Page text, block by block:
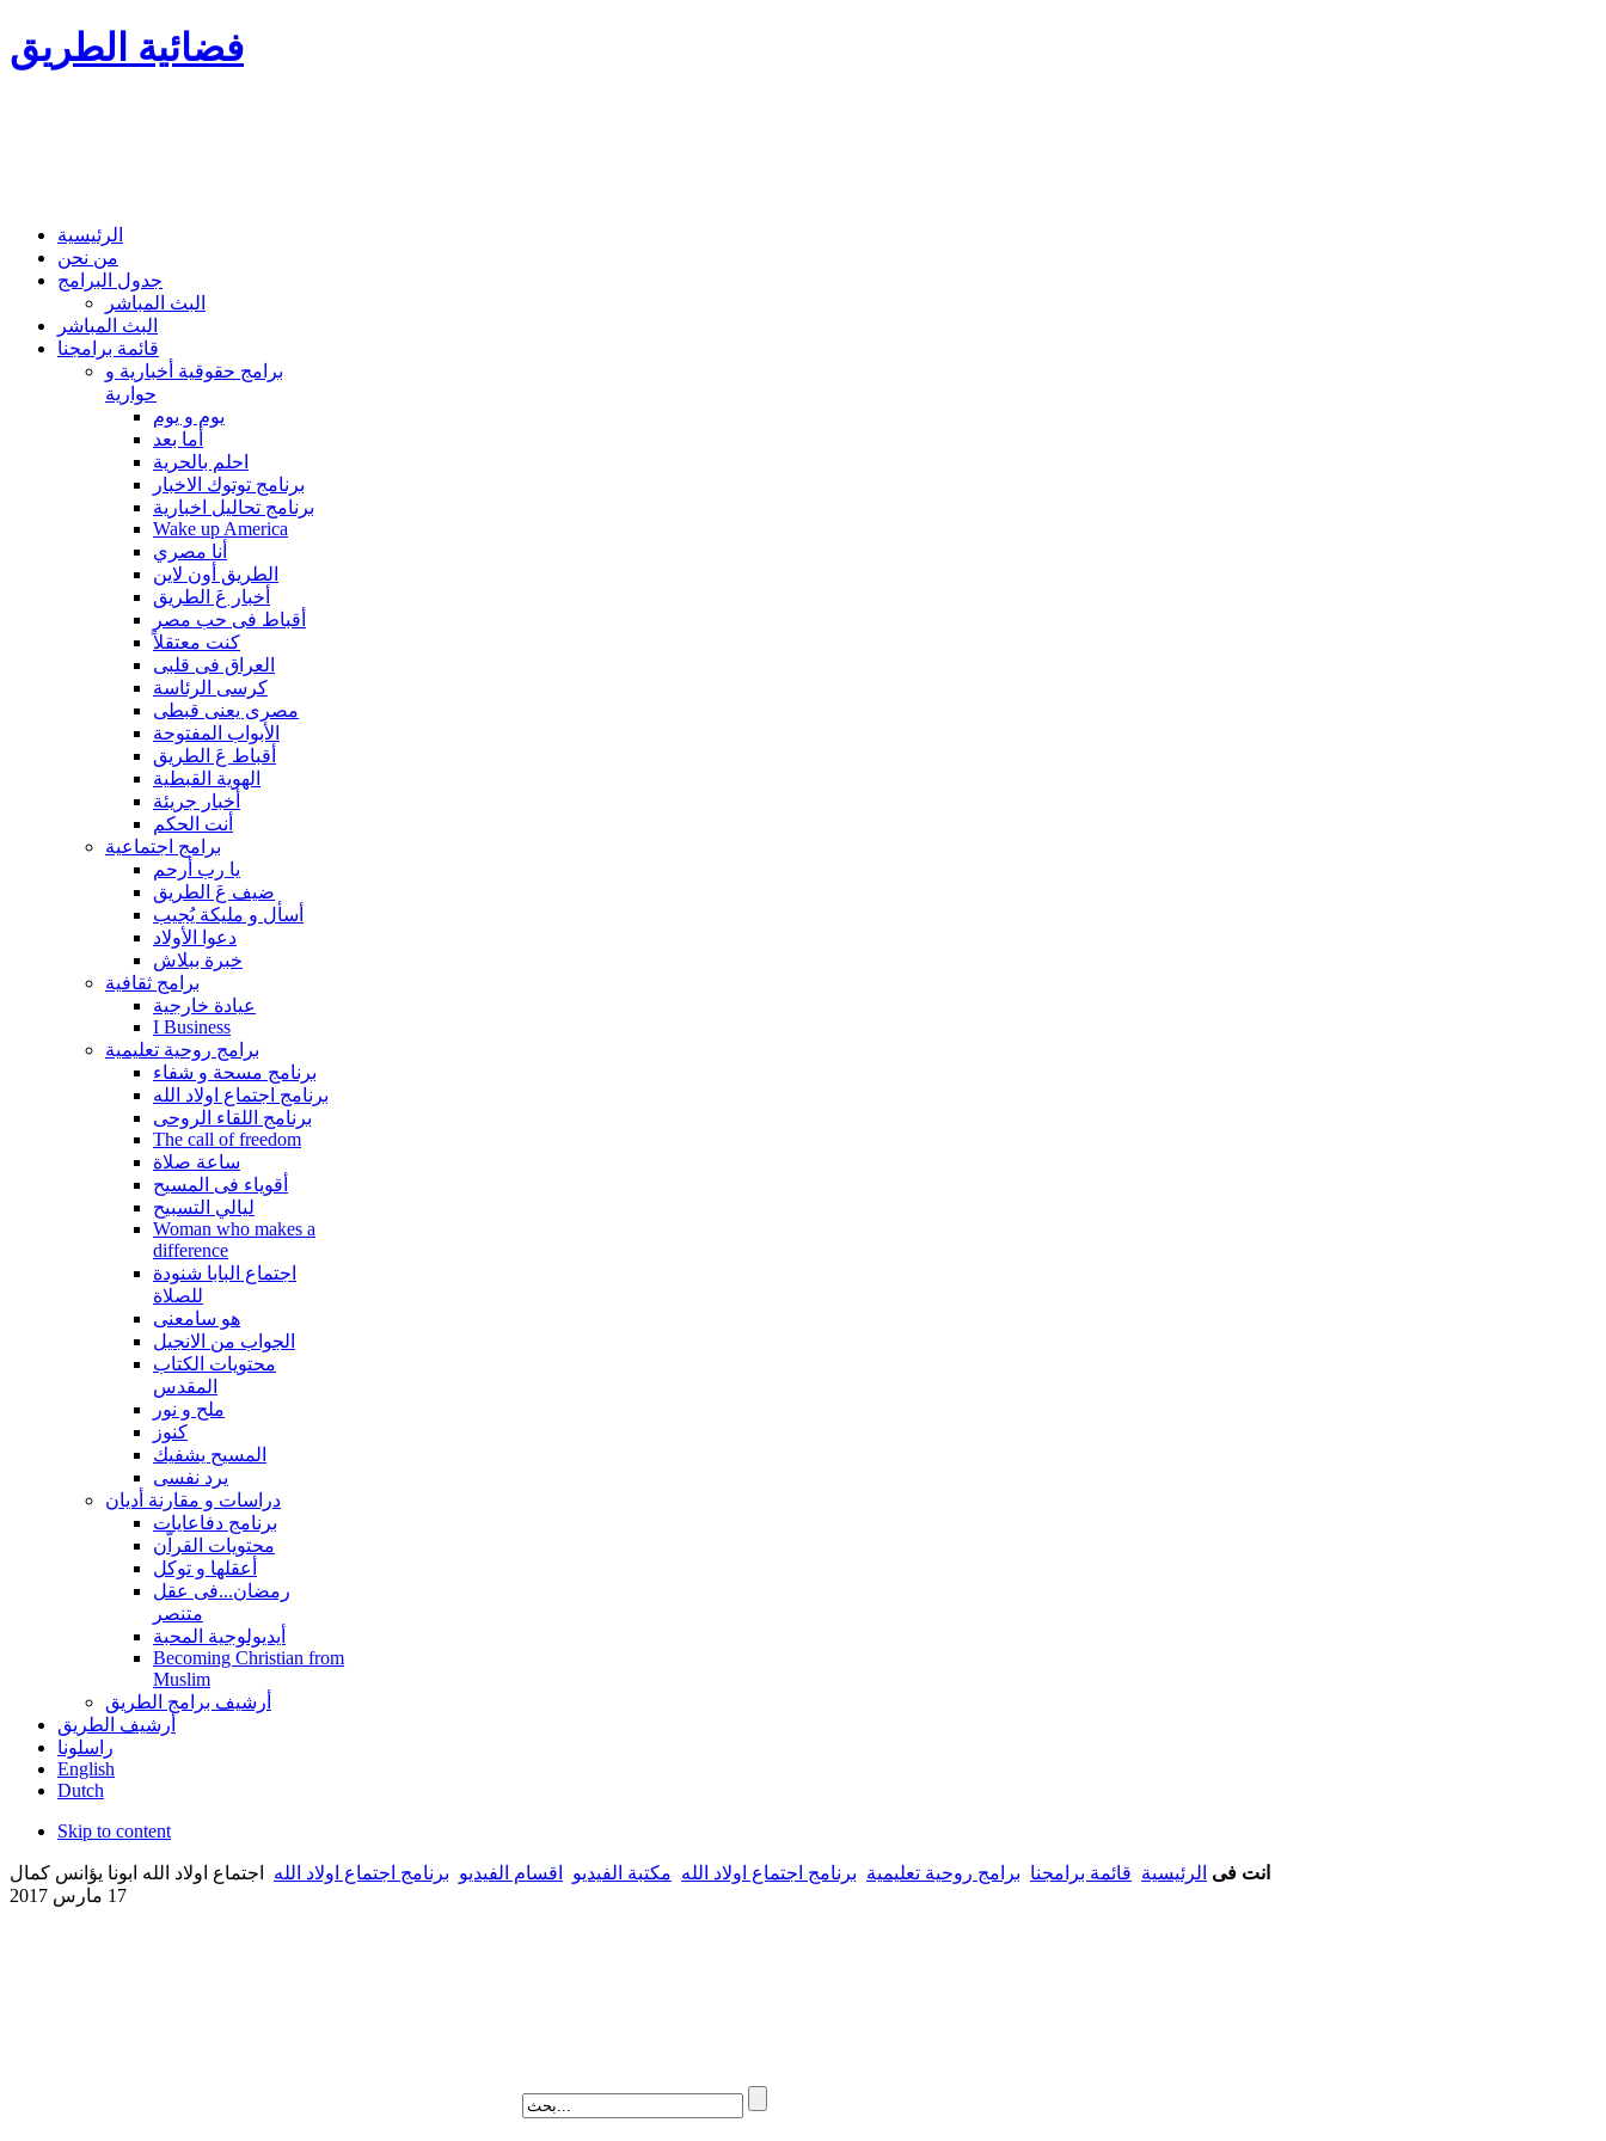
فضائية الطريق
الرئيسية
من نحن
جدول البرامج
البث المباشر
البث المباشر
قائمة برامجنا
برامج حقوقية أخبارية و
حوارية
يوم و يوم
أما بعد
احلم بالحرية
برنامج توتوك الاخبار
برنامج تحاليل اخبارية
Wake up America
أنا مصري
الطريق أون لاين
أخبار عَ الطريق
أقباط فى حب مصر
كنت معتقلاً
العراق فى قلبى
كرسى الرئاسة
مصرى يعنى قبطى
الأبواب المفتوحة
أقباط عَ الطريق
الهوية القبطية
أخبار جريئة
أنت الحكم
برامج اجتماعية
يا رب أرحم
ضيف عَ الطريق
أسأل و مليكة يُجيب
دعوا الأولاد
خبرة ببلاش
برامج ثقافية
عيادة خارجية
I Business
برامج روحية تعليمية
برنامج مسحة و شفاء
برنامج اجتماع اولاد الله
برنامج اللقاء الروحى
The call of freedom
ساعة صلاة
أقوياء فى المسيح
ليالي التسبيح
Woman who makes a
difference
اجتماع البابا شنودة
للصلاة
هو سامعنى
الجواب من الانجيل
محتويات الكتاب
المقدس
ملح و نور
كنوز
المسيح يشفيك
يرد نفسى
دراسات و مقارنة أديان
برنامج دفاعايات
محتويات القراّن
أعقلها و توكل
رمضان...فى عقل
متنصر
أيديولوجية المحبة
Becoming Christian from
Muslim
أرشيف برامج الطريق
أرشيف الطريق
راسلونا
English
Dutch
Skip to content
انت فى الرئيسية قائمة برامجنا برامج روحية تعليمية برنامج اجتماع اولاد الله مكتبة الفيديو اقسام الفيديو برنامج اجتماع اولاد الله
اجتماع اولاد الله ابونا يؤانس كمال
17 مارس 2017